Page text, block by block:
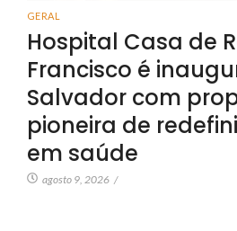
GERAL
Hospital Casa de
Francisco é
Salvador com
pioneira de
em saúde
agosto 9, 2026 /